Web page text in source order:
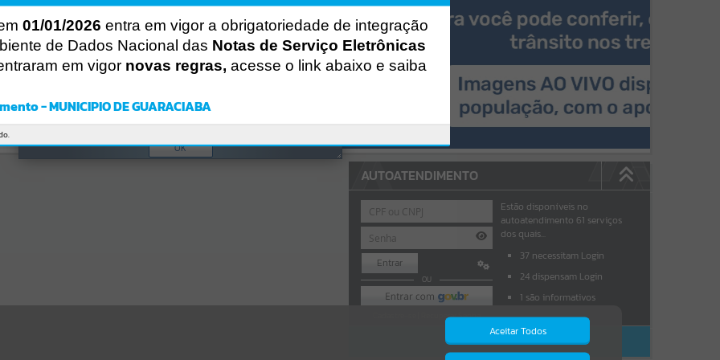
AUTOATENDIMENTO
Entrar
OU
Recuperar Senha
Estão disponíveis no
autoatendimento 61 serviços
dos quais...
37 necessitam Login
24 dispensam Login
1 são informativos
ACESSAR SEM LOGIN
Aceitar Todos
01/01/2026 entra em vigor a obrigatoriedade de integração
de Dados Nacional das Notas de Serviço Eletrônicas
em vigor novas regras, acesse o link abaixo e saiba
- MUNICIPIO DE GUARACIABA
CÓDIGO DA MENSAGEM:EST-000040
Ocorreu um erro de script:
Uncaught SyntaxError: Unexpected token '('
https://guaraciaba.atende.net/https:/guaraciaba.atende.net/cidadao/p
agina/licitacao-inexigibilidade-01-15-inexigibilidade-de-licitacao-01-
77cfd5741fafc9972edc7a641fea.js?v=83d4f602:47
Verificar Mais Detalhes
OK